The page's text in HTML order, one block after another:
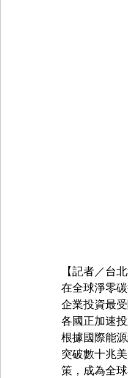
【記者／台
在全球淨零
企業投資最
各國正加速
根據國際能
突破數十兆
策，成為全